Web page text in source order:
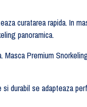
curatarea rapida. In
panoramica.
Premium
durabil se adapteaza